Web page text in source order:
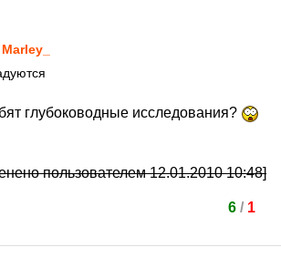
Marley_
глубоководные исследования?
пользователем 12.01.2010 10:48]
6/ 1